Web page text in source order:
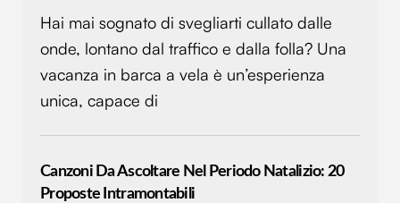
Hai mai sognato di svegliarti cullato dalle
onde, lontano dal traffico e dalla folla? Una
vacanza in barca a vela è un’esperienza
unica, capace di
Canzoni Da Ascoltare Nel Periodo Natalizio: 20
Proposte Intramontabili